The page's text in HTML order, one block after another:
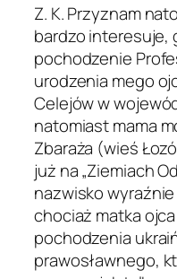
Z. K. Przyznam
bardzo interesuje,
pochodzenie
urodzenia mego
Celejów w
natomiast mama
Zbaraża (wieś
już na „Ziemiach
nazwisko
chociaż matka
pochodzenia
prawosławnego,